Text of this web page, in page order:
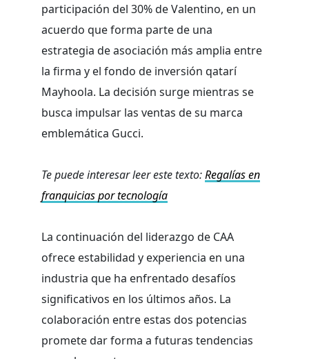
participación del 30% de Valentino, en un
acuerdo que forma parte de una
estrategia de asociación más amplia entre
la firma y el fondo de inversión qatarí
Mayhoola. La decisión surge mientras se
busca impulsar las ventas de su marca
emblemática Gucci.
Te puede interesar leer este texto:Regalías en
franquicias por tecnología
La continuación del liderazgo de CAA
ofrece estabilidad y experiencia en una
industria que ha enfrentado desafíos
significativos en los últimos años. La
colaboración entre estas dos potencias
promete dar forma a futuras tendencias